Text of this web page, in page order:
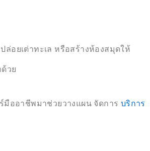
ล่อยเต่าทะเล หรือสร้างห้องสมุดให้
วย
ออาชีพมาช่วยวางแผน จัดการ บริการ